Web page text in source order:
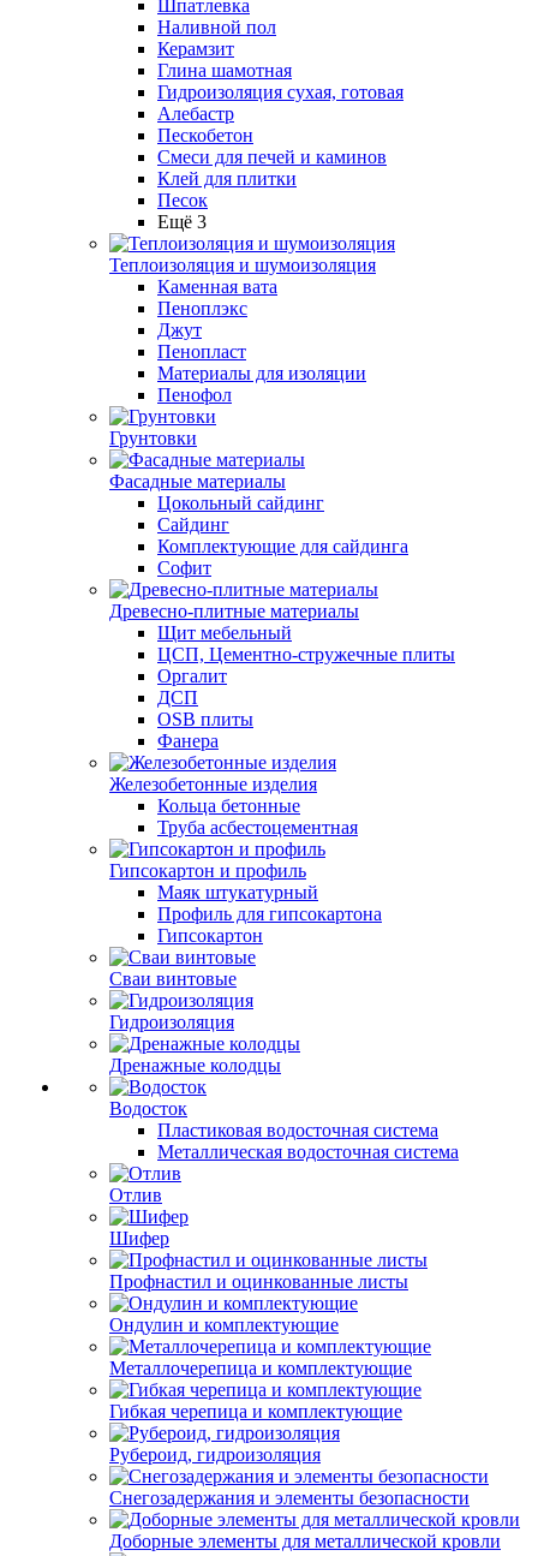
Шпатлевка
Наливной пол
Керамзит
Глина шамотная
Гидроизоляция сухая, готовая
Алебастр
Пескобетон
Смеси для печей и каминов
Клей для плитки
Песок
Ещё 3
Теплоизоляция и шумоизоляция
Каменная вата
Пеноплэкс
Джут
Пенопласт
Материалы для изоляции
Пенофол
Грунтовки
Фасадные материалы
Цокольный сайдинг
Сайдинг
Комплектующие для сайдинга
Софит
Древесно-плитные материалы
Щит мебельный
ЦСП, Цементно-стружечные плиты
Оргалит
ДСП
OSB плиты
Фанера
Железобетонные изделия
Кольца бетонные
Труба асбестоцементная
Гипсокартон и профиль
Маяк штукатурный
Профиль для гипсокартона
Гипсокартон
Сваи винтовые
Гидроизоляция
Дренажные колодцы
Водосток
Пластиковая водосточная система
Металлическая водосточная система
Отлив
Шифер
Профнастил и оцинкованные листы
Ондулин и комплектующие
Металлочерепица и комплектующие
Гибкая черепица и комплектующие
Рубероид, гидроизоляция
Снегозадержания и элементы безопасности
Доборные элементы для металлической кровли